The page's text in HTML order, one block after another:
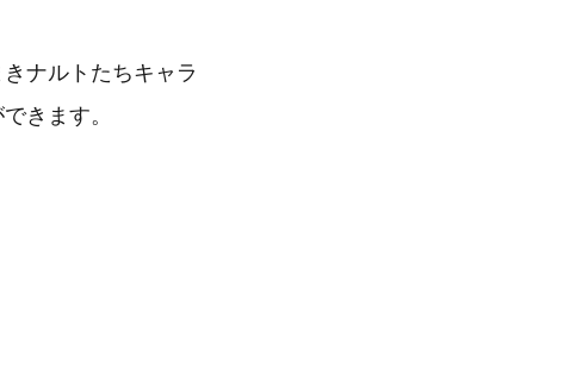
ナルトたちキャラ
きます。